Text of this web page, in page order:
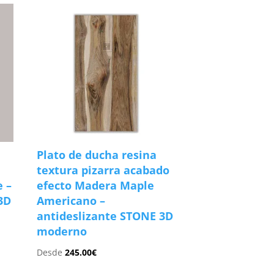
–
Plato de ducha resina
textura pizarra acabado
efecto Madera Maple
Americano –
antideslizante STONE 3D
moderno
Desde245.00€